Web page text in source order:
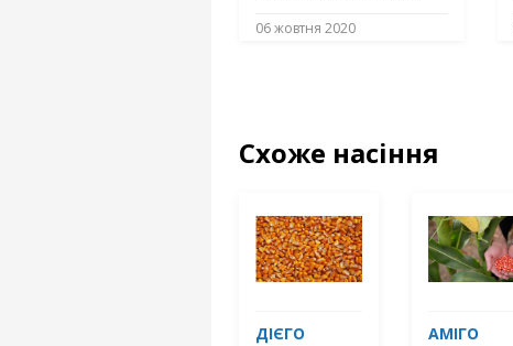
06 жовтня 2020
Схоже насіння
ДІЄГО АМІГО